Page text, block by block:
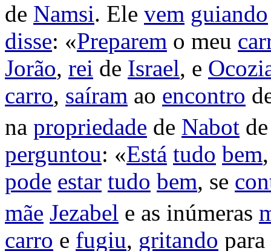
de Namsi. Ele vem guiando
disse: «Preparem o meu
Jorão, rei de Israel, e
carro, saíram ao encontro
na propriedade de Nabot
perguntou: «Está tudo bem
pode estar tudo bem, se
mãe Jezabel e as inúmeras
carro e fugiu, gritando para